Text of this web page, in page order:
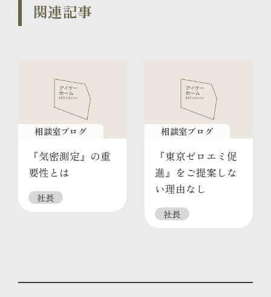
関連記事
相談室ブログ
『気密測定』の重
要性とは
社長
相談室ブログ
『東京ゼロエミ促
進』をご提案しな
い理由なし
社長